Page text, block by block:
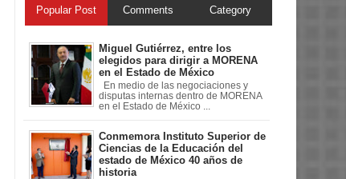
Popular Post Comments Category
Miguel Gutiérrez, entre los
elegidos para dirigir a MORENA
en el Estado de México
En medio de las negociaciones y
disputas internas dentro de MORENA
en el Estado de México ...
Conmemora Instituto Superior de
Ciencias de la Educación del
estado de México 40 años de
historia